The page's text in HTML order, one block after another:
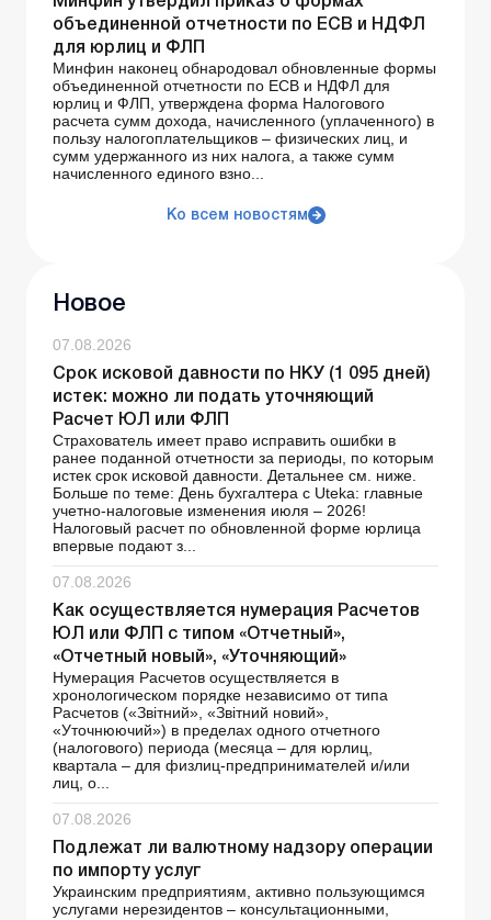
объединенной отчетности по ЕСВ и НДФЛ
для юрлиц и ФЛП
Минфин наконец обнародовал обновленные формы
объединенной отчетности по ЕСВ и НДФЛ для
юрлиц и ФЛП, утверждена форма Налогового
расчета сумм дохода, начисленного (уплаченного) в
пользу налогоплательщиков – физических лиц, и
сумм удержанного из них налога, а также сумм
начисленного единого взно...
Ко всем новостям
Новое
07.08.2026
Срок исковой давности по НКУ (1 095 дней)
истек: можно ли подать уточняющий
Расчет ЮЛ или ФЛП
Страхователь имеет право исправить ошибки в
ранее поданной отчетности за периоды, по которым
истек срок исковой давности. Детальнее см. ниже.
Больше по теме: День бухгалтера с Uteka: главные
учетно-налоговые изменения июля – 2026!
Налоговый расчет по обновленной форме юрлица
впервые подают з...
07.08.2026
Как осуществляется нумерация Расчетов
ЮЛ или ФЛП с типом «Отчетный»,
«Отчетный новый», «Уточняющий»
Нумерация Расчетов осуществляется в
хронологическом порядке независимо от типа
Расчетов («Звітний», «Звітний новий»,
«Уточнюючий») в пределах одного отчетного
(налогового) периода (месяца – для юрлиц,
квартала – для физлиц-предпринимателей и/или
лиц, о...
07.08.2026
Подлежат ли валютному надзору операции
по импорту услуг
Украинским предприятиям, активно пользующимся
услугами нерезидентов – консультационными,